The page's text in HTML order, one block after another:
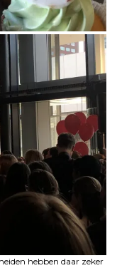
hebben daar zeker